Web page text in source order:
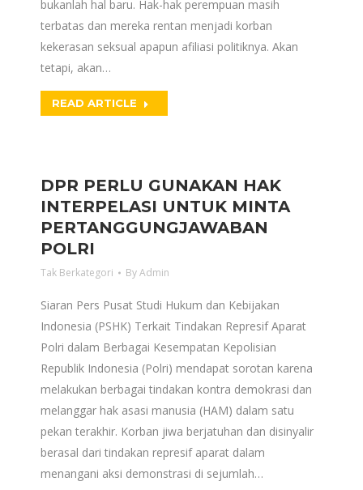
bukanlah hal baru. Hak-hak perempuan masih
terbatas dan mereka rentan menjadi korban
kekerasan seksual apapun afiliasi politiknya. Akan
tetapi, akan…
READ ARTICLE
DPR PERLU GUNAKAN HAK
INTERPELASI UNTUK MINTA
PERTANGGUNGJAWABAN
POLRI
Tak Berkategori ByAdmin
Siaran Pers Pusat Studi Hukum dan Kebijakan
Indonesia (PSHK) Terkait Tindakan Represif Aparat
Polri dalam Berbagai Kesempatan Kepolisian
Republik Indonesia (Polri) mendapat sorotan karena
melakukan berbagai tindakan kontra demokrasi dan
melanggar hak asasi manusia (HAM) dalam satu
pekan terakhir. Korban jiwa berjatuhan dan disinyalir
berasal dari tindakan represif aparat dalam
menangani aksi demonstrasi di sejumlah…